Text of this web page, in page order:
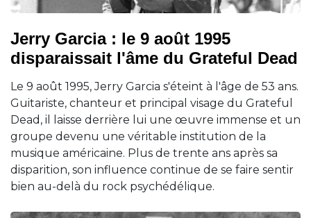
Jerry Garcia : le 9 août 1995
disparaissait l'âme du Grateful Dead
Le 9 août 1995, Jerry Garcia s'éteint à l'âge de 53 ans.
Guitariste, chanteur et principal visage du Grateful
Dead, il laisse derrière lui une œuvre immense et un
groupe devenu une véritable institution de la
musique américaine. Plus de trente ans après sa
disparition, son influence continue de se faire sentir
bien au-delà du rock psychédélique.